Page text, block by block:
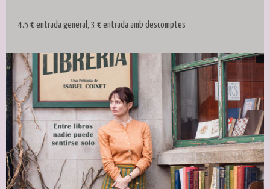
4.5 € entrada general, 3 € entrada amb descomptes